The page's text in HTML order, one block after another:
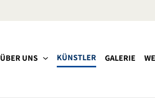
ÜBER UNS KÜNSTLER GALERIE